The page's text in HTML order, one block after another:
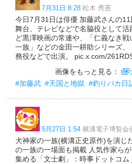
7月31日 8:28 松木 秀憲
今日7月31日は俳優 加藤武さんの11
舞台、テレビなどで名脇役として
ど黒澤映画の常連や、「仁義なき
一族」などの金田一耕助シリーズ
務役などで出演。 pic.x.com/
画像をもっと見る：
#加藤武 #天国と地獄 #釣りバカ日
5月27日 1:54 横溝電子博覧会
犬神家の一族(横溝正史原作)を演じ
の一族の一場面も掲載 人気作家ら
集める「文士劇」：時事ドットコ